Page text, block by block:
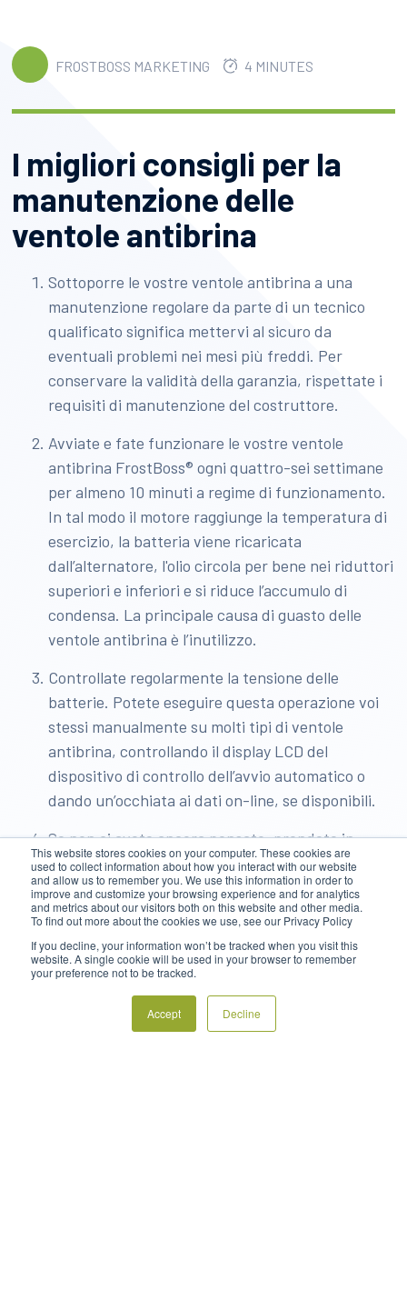
This website stores cookies on your computer. These cookies are
used to collect information about how you interact with our website
and allow us to remember you. We use this information in order to
improve and customize your browsing experience and for analytics
and metrics about our visitors both on this website and other media.
To find out more about the cookies we use, see our Privacy Policy
If you decline, your information won’t be tracked when you visit this
website. A single cookie will be used in your browser to remember
your preference not to be tracked.
Accept Decline
FROSTBOSS MARKETING 4 MINUTES
I migliori consigli per la
manutenzione delle
ventole antibrina
Sottoporre le vostre ventole antibrina a una
manutenzione regolare da parte di un tecnico
qualificato significa mettervi al sicuro da
eventuali problemi nei mesi più freddi. Per
conservare la validità della garanzia, rispettate i
requisiti di manutenzione del costruttore.
Avviate e fate funzionare le vostre ventole
antibrina FrostBoss® ogni quattro-sei settimane
per almeno 10 minuti a regime di funzionamento.
In tal modo il motore raggiunge la temperatura di
esercizio, la batteria viene ricaricata
dall’alternatore, l'olio circola per bene nei riduttori
superiori e inferiori e si riduce l’accumulo di
condensa. La principale causa di guasto delle
ventole antibrina è l’inutilizzo.
Controllate regolarmente la tensione delle
batterie. Potete eseguire questa operazione voi
stessi manualmente su molti tipi di ventole
antibrina, controllando il display LCD del
dispositivo di controllo dell’avvio automatico o
dando un’occhiata ai dati on-line, se disponibili.
Se non ci avete ancora pensato, prendete in
considerazione il monitoraggio delle vostre
ventole antibrina. È possibile impostare la
ricezione di notifiche in caso di guasti che
Tenete d’occhio le condizioni meteorologiche. Non
avviate le ventole antibrina in presenza di nebbia
o vento. Consultate il manuale d’uso del